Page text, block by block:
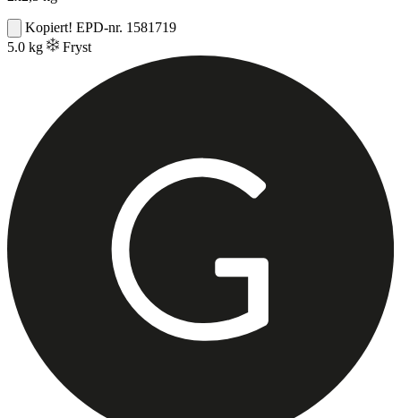
Kopiert! EPD-nr. 1581719
5.0 kg
Fryst